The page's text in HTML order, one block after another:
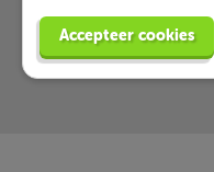
Accepteer cookies